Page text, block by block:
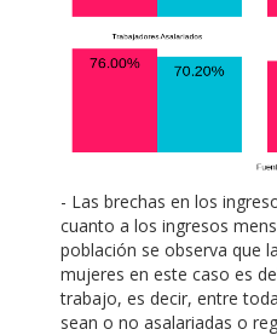
- Las brechas en los
cuanto a los ingresos
población se observa que
mujeres en este caso es
trabajo, es decir, entre
sean o no asalariadas o